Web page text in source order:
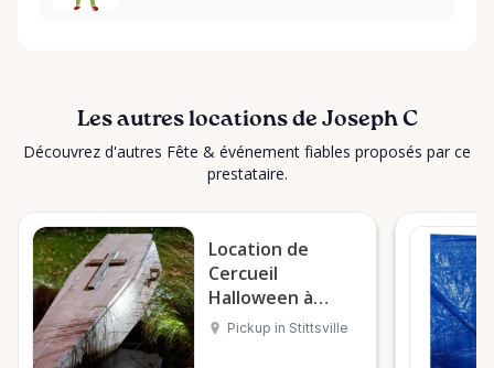
Les autres locations de Joseph C
Découvrez d'autres Fête & événement fiables proposés par ce
prestataire.
Location de
Cercueil
Halloween à
Stittsville
Pickup in Stittsville